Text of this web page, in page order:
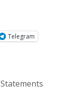
Telegram
Statements